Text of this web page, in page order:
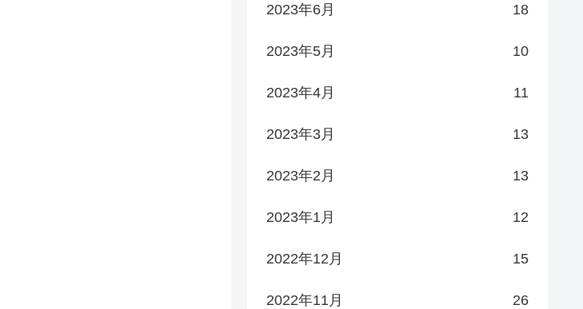
2023年6月 18
2023年5月 10
2023年4月 11
2023年3月 13
2023年2月 13
2023年1月 12
2022年12月 15
2022年11月 26